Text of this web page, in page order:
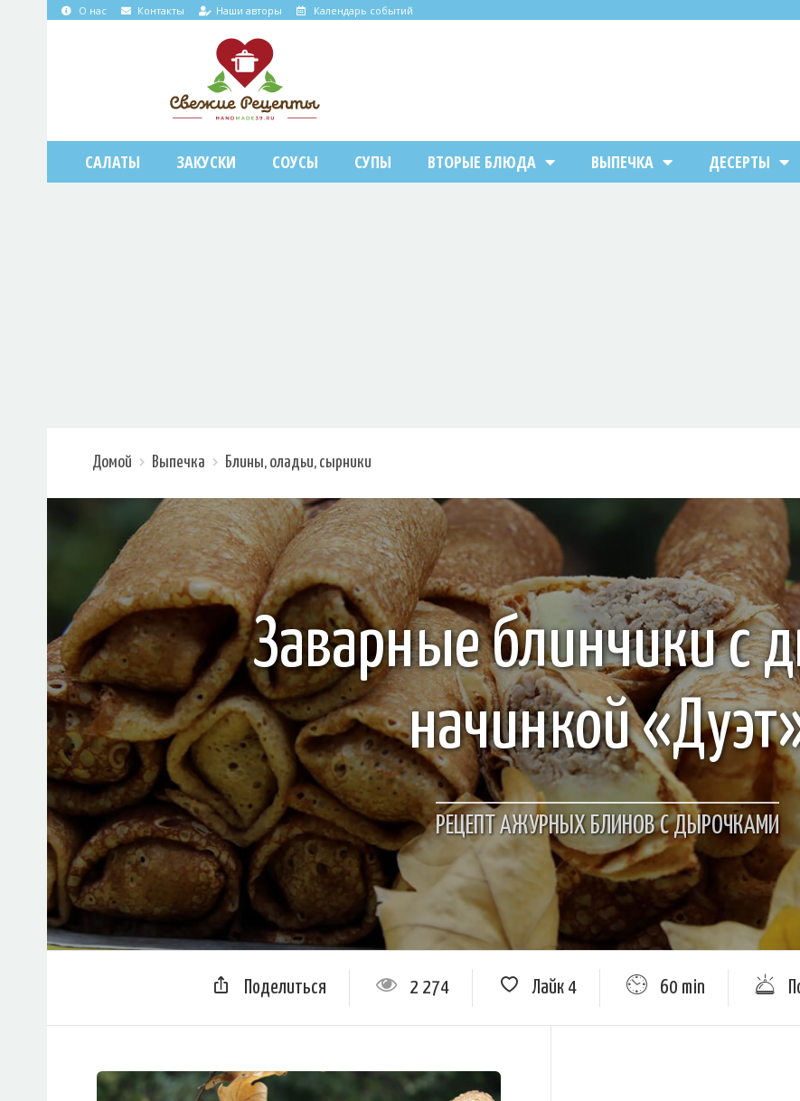
О нас Контакты Наши авторы Календарь событий
САЛАТЫ ЗАКУСКИ СОУСЫ СУПЫ ВТОРЫЕ БЛЮДА ВЫПЕЧКА ДЕСЕРТЫ
Домой Выпечка Блины, оладьи, сырники
Заварные блинчики с
начинкой
РЕЦЕПТ АЖУРНЫХ БЛИНОВ С ДЫРОЧКАМИ
Поделиться 2 274 Лайк 4 60 min